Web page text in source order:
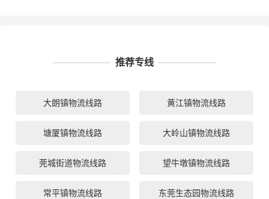
推荐专线
大朗镇物流线路 黄江镇物流线路
塘厦镇物流线路 大岭山镇物流线路
莞城街道物流线路 望牛墩镇物流线路
常平镇物流线路 东莞生态园物流线路